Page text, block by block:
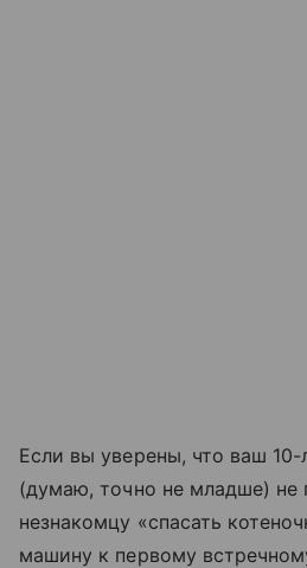
Если вы уверены, что ваш 10-
(думаю, точно не младше) не
незнакомцу «спасать
машину к первому